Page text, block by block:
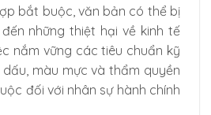
bắt buộc, văn bản có thể bị
những thiệt hại về kinh tế
nắm vững các tiêu chuẩn kỹ
màu mực và thẩm quyền
đối với nhân sự hành chính